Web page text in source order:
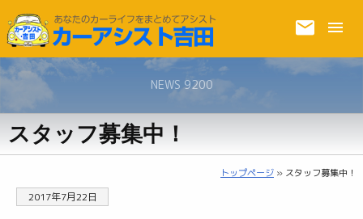
NEWS 9200
スタッフ募集中！
トップページ » スタッフ募集中！
2017年7月22日